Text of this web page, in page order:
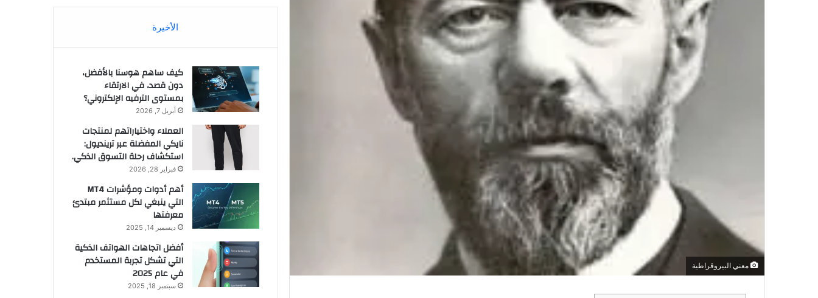
معني البيروقراطية
الأخيرة
كيف ساهم هوسنا بالأفضل،
دون قصد، في الارتقاء
بمستوى الترفيه الإلكتروني؟
أبريل 7, 2026
العملاء واختياراتهم لمنتجات
نايكي المفضلة عبر ترينديول:
استكشاف رحلة التسوق الذكي.
فبراير 28, 2026
أهم أدوات ومؤشرات MT4
التي ينبغي لكل مستثمر مبتدئ
معرفتها
ديسمبر 14, 2025
أفضل اتجاهات الهواتف الذكية
التي تشكل تجربة المستخدم
في عام 2025
سبتمبر 18, 2025